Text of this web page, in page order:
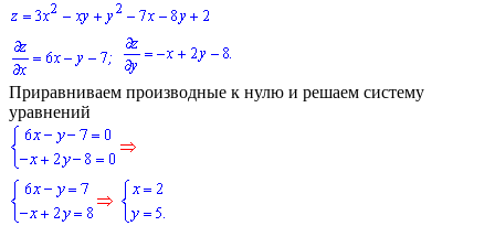
Приравниваем производные к нулю и решаем систему
уравнений